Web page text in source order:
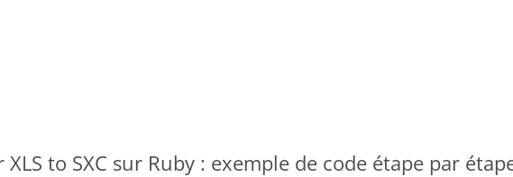
to SXC sur Ruby : exemple de code étape par